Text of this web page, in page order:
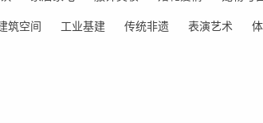
筑空间 工业基建 传统非遗 表演艺术